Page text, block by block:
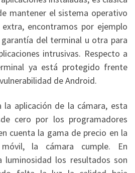
mantener el sistema operativo
encontramos por ejemplo
del terminal u otra para
intrusivas. Respecto a
ya está protegido frente
de Android.
la aplicación de la cámara, esta
cero por los programadores
cuenta la gama de precio en la
la cámara cumple. En
luminosidad los resultados son